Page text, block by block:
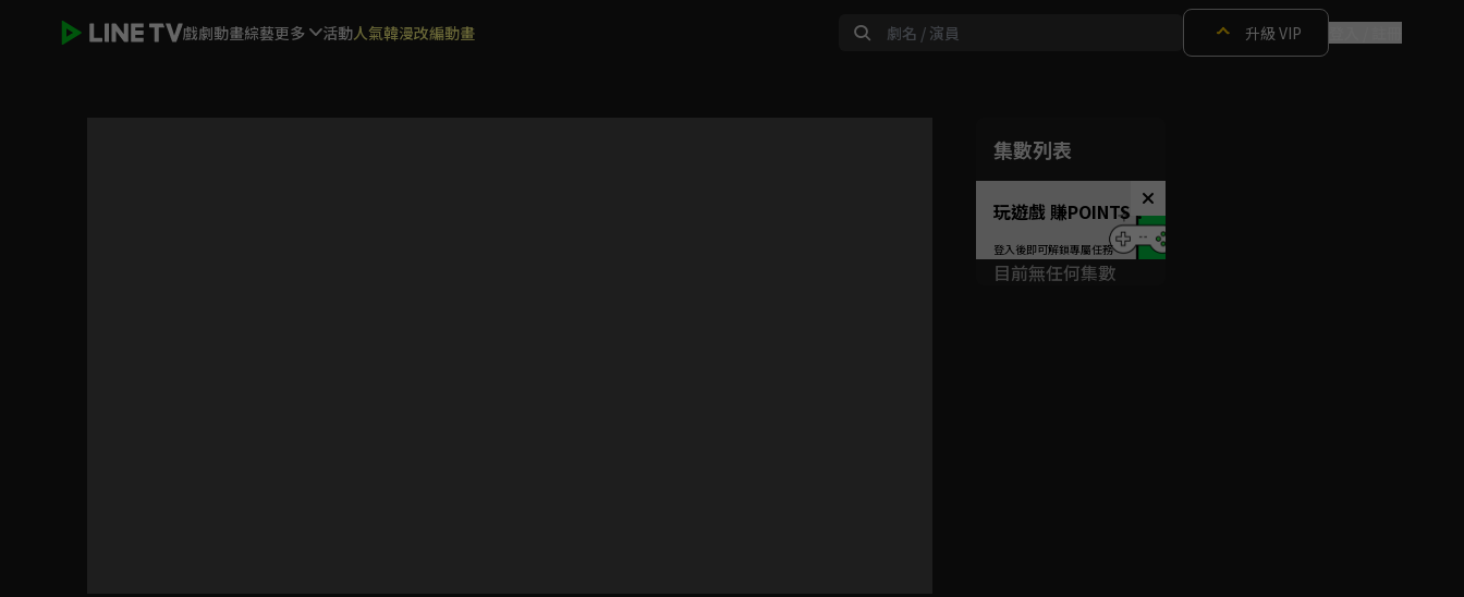
戲劇動畫綜藝更多 活動人氣韓漫改編動畫 升級 VIP
集數列表
玩遊戲 賺POINTS！
目前無任何集數